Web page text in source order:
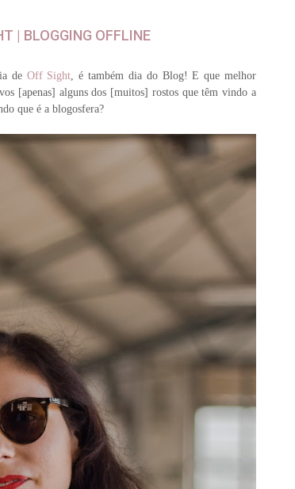
| BLOGGING OFFLINE
de Off Sight , é também dia do Blog! E que melhor
[apenas] alguns dos [muitos] rostos que têm vindo a
que é a blogosfera?